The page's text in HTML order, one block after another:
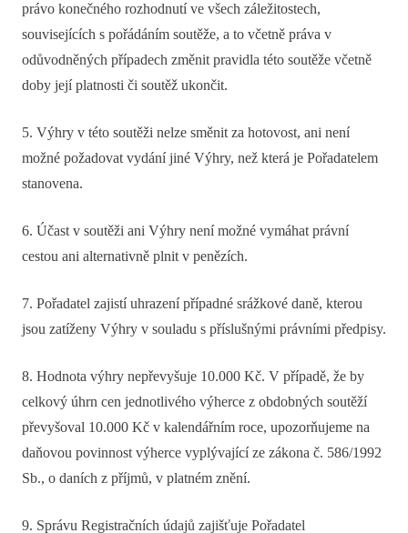
právo konečného rozhodnutí ve všech záležitostech,
souvisejících s pořádáním soutěže, a to včetně práva v
odůvodněných případech změnit pravidla této soutěže včetně
doby její platnosti či soutěž ukončit.
5. Výhry v této soutěži nelze směnit za hotovost, ani není
možné požadovat vydání jiné Výhry, než která je Pořadatelem
stanovena.
6. Účast v soutěži ani Výhry není možné vymáhat právní
cestou ani alternativně plnit v penězích.
7. Pořadatel zajistí uhrazení případné srážkové daně, kterou
jsou zatíženy Výhry v souladu s příslušnými právními předpisy.
8. Hodnota výhry nepřevyšuje 10.000 Kč. V případě, že by
celkový úhrn cen jednotlivého výherce z obdobných soutěží
převyšoval 10.000 Kč v kalendářním roce, upozorňujeme na
daňovou povinnost výherce vyplývající ze zákona č. 586/1992
Sb., o daních z příjmů, v platném znění.
9. Správu Registračních údajů zajišťuje Pořadatel